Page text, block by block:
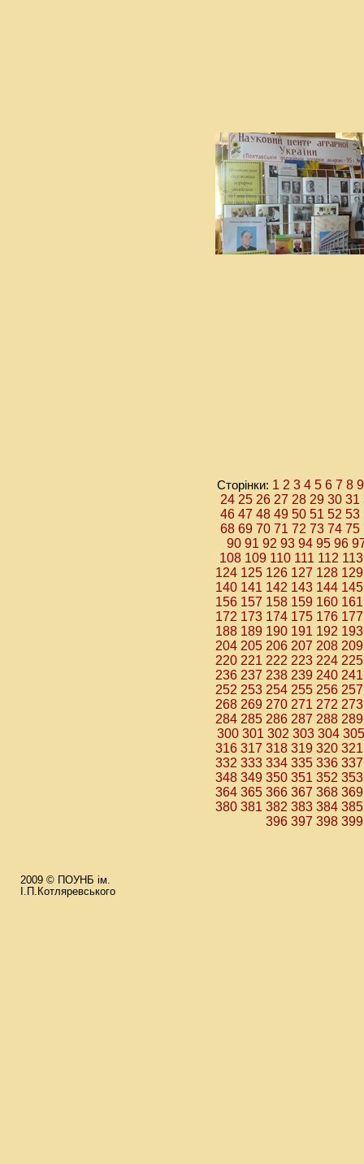
Сторінки: 1 2 3 4 5 6 7 8 9
24 25 26 27 28 29 30 31
46 47 48 49 50 51 52 53
68 69 70 71 72 73 74 75
90 91 92 93 94 95 96
108 109 110 111 112 113
124 125 126 127 128 129
140 141 142 143 144 145
156 157 158 159 160 161
172 173 174 175 176 177
188 189 190 191 192 193
204 205 206 207 208 209
220 221 222 223 224 225
236 237 238 239 240 241
252 253 254 255 256 257
268 269 270 271 272 273
284 285 286 287 288 289
300 301 302 303 304 305
316 317 318 319 320 321
332 333 334 335 336 337
348 349 350 351 352 353
364 365 366 367 368 369
380 381 382 383 384 385
396 397 398 399
2009 © ПОУНБ ім.
І.П.Котляревського